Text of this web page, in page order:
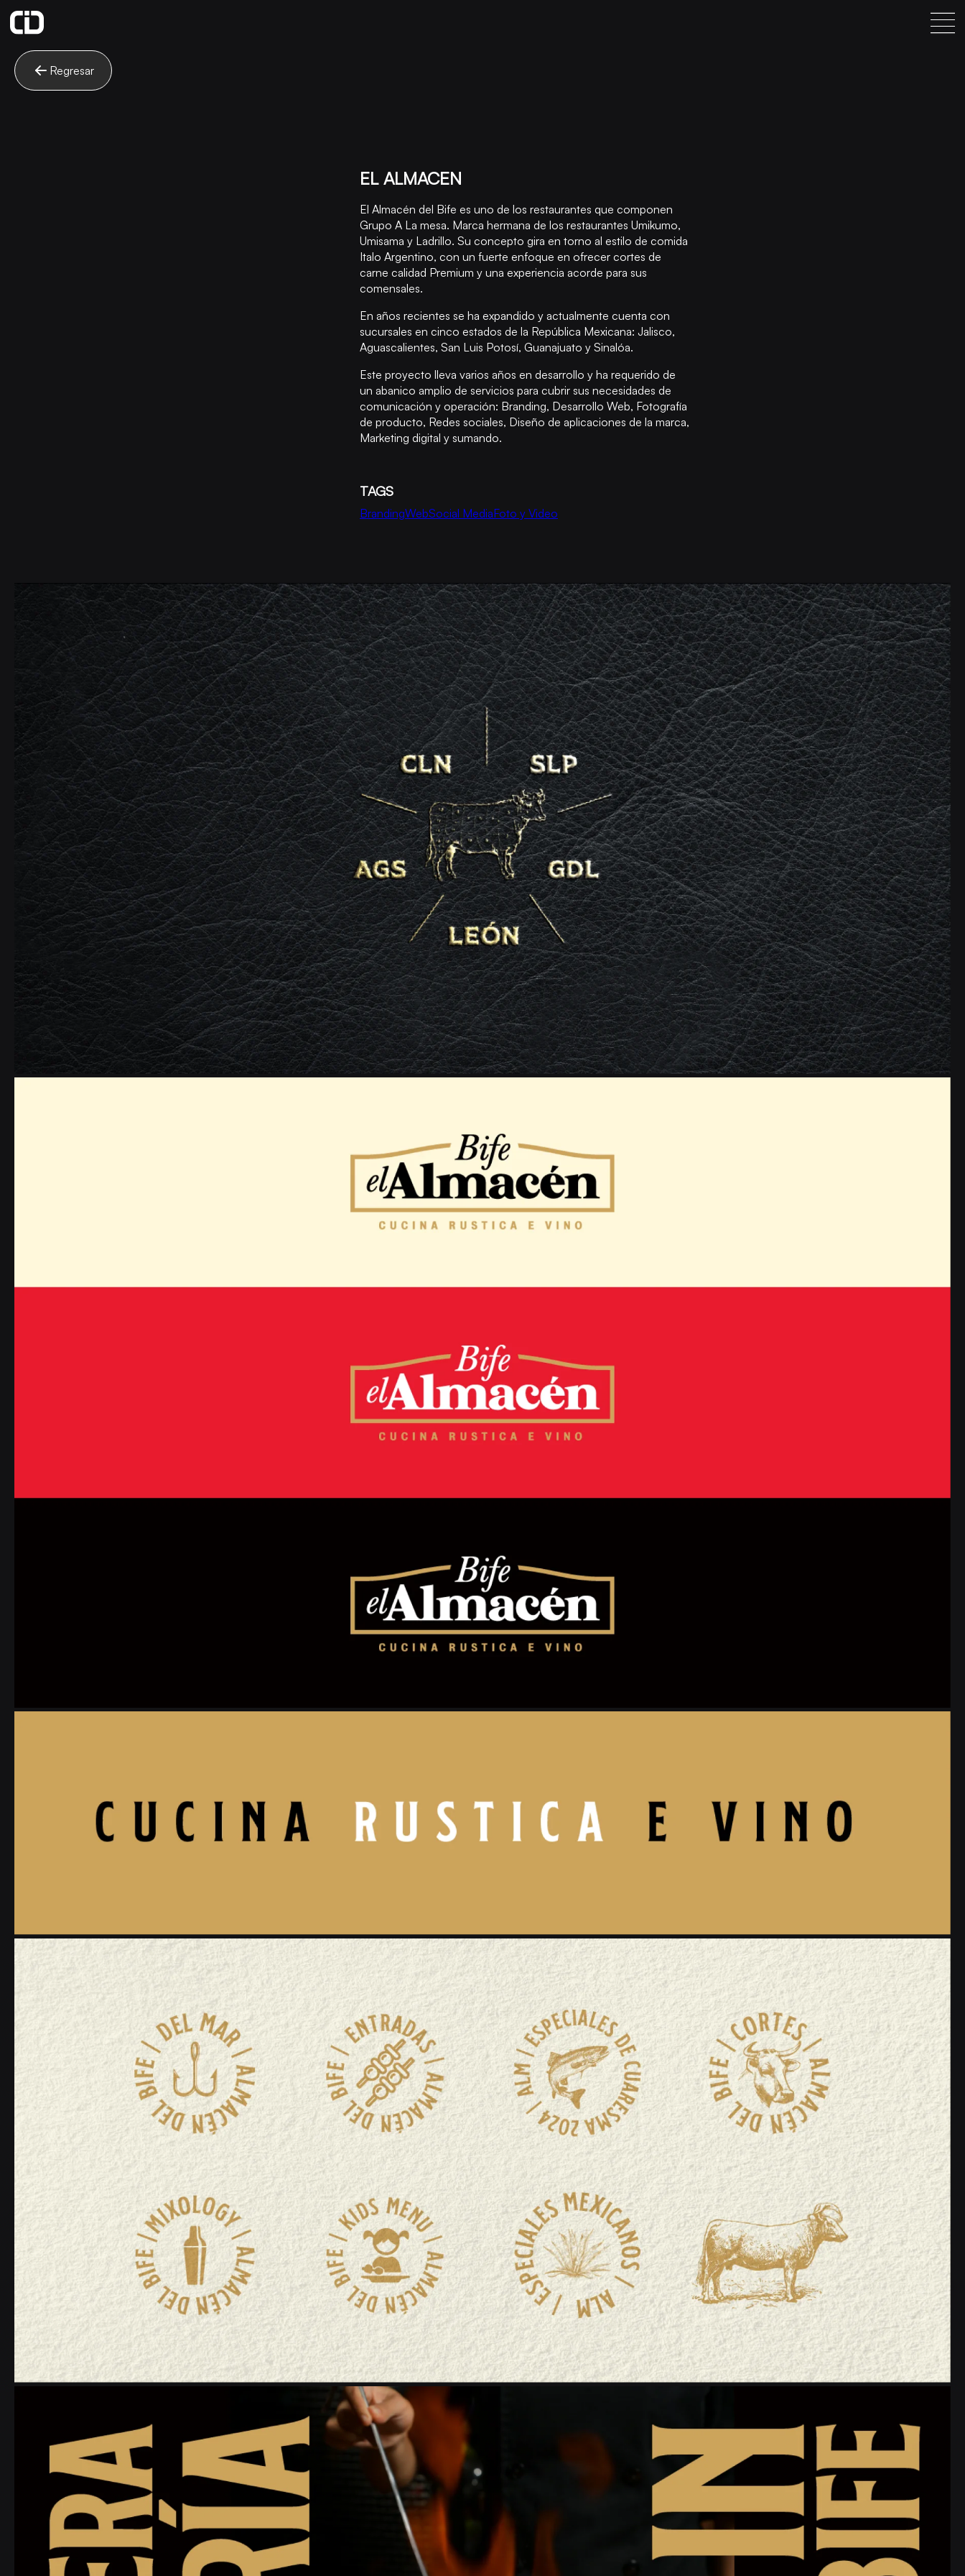
Regresar
EL ALMACEN
El Almacén del Bife es uno de los restaurantes que componen
Grupo A La mesa. Marca hermana de los restaurantes Umikumo,
Umisama y Ladrillo. Su concepto gira en torno al estilo de comida
Italo Argentino, con un fuerte enfoque en ofrecer cortes de
carne calidad Premium y una experiencia acorde para sus
comensales.
En años recientes se ha expandido y actualmente cuenta con
sucursales en cinco estados de la República Mexicana: Jalisco,
Aguascalientes, San Luis Potosí, Guanajuato y Sinalóa.
Este proyecto lleva varios años en desarrollo y ha requerido de
un abanico amplio de servicios para cubrir sus necesidades de
comunicación y operación: Branding, Desarrollo Web, Fotografía
de producto, Redes sociales, Diseño de aplicaciones de la marca,
Marketing digital y sumando.
TAGS
BrandingWebSocial MediaFoto y Video